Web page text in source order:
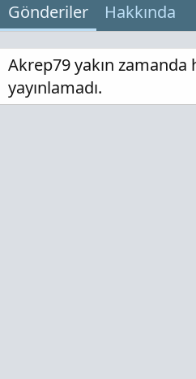
Gönderiler Hakkında
Akrep79 yakın
yayınlamadı.